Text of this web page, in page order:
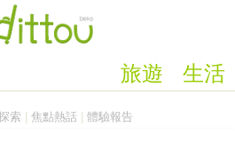
生活
旅遊
索 焦點熱話 體驗報告